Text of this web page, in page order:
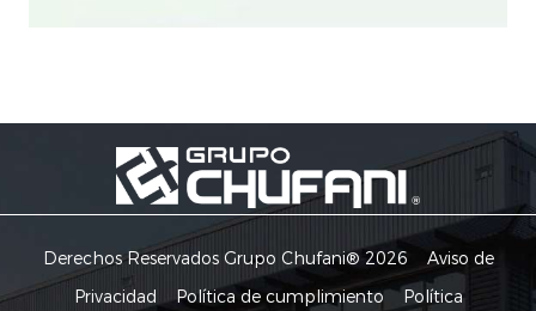
Derechos Reservados Grupo Chufani® 2026 Aviso de
Privacidad
Política de cumplimiento
Política